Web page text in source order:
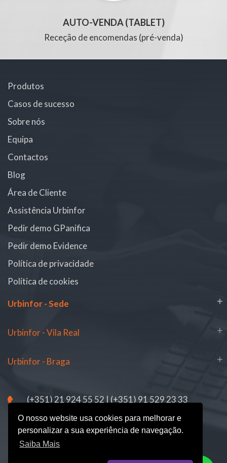
O nosso website usa cookies para melhorar e
personalizar a sua experiência de navegação.
Saiba Mais
AUTO-VENDA (TABLET)
Receção de encomendas (pré-venda)
Produtos
Casos de sucesso
Sobre nós
Equipa
Contactos
Blog
Área de Cliente
Assistência Urbinfor
Pedir demo GPanifica
Pedir demo Evidence
Política de privacidade
Política de cookies
Urbinfor - Sede +
Urbinfor - Vila Real +
Urbinfor - Braga +
(+351) 21 924 55 52 | (+351) 91 529 23 33